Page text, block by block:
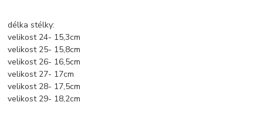
délka stélky:
velikost 24- 15,3cm
velikost 25- 15,8cm
velikost 26- 16,5cm
velikost 27- 17cm
velikost 28- 17,5cm
velikost 29- 18,2cm